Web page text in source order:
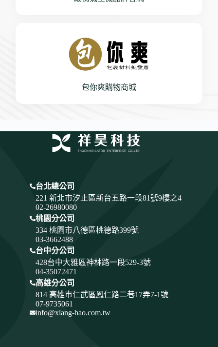
包你爽購物商城
台北總公司
221 新北市汐止區新台五路一段81號9樓之4
02-26980080
桃園分公司
334 桃園市八德區桃德路399號
03-3662488
台中分公司
428台中大雅區神林路一段529-3號
04-35072471
高雄分公司
814 高雄市仁武區鳳仁路二巷17弄7-1號
07-9735061
info@xiang-hao.com.tw